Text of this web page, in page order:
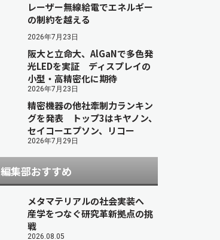
レーザー無線給電でエネルギー
の制約を越える
2026年7月23日
阪大と立命大、AlGaNで多色発
光LEDを実証 ディスプレイの
小型・高精密化に期待
2026年7月23日
精密機器の他社牽制力ランキン
グを発表 トップ3はキヤノン、
セイコーエプソン、リコー
2026年7月29日
編集部おすすめ
メタマテリアルの社会実装へ
産学をつなぐ研究革新拠点の挑
戦
2026.08.05